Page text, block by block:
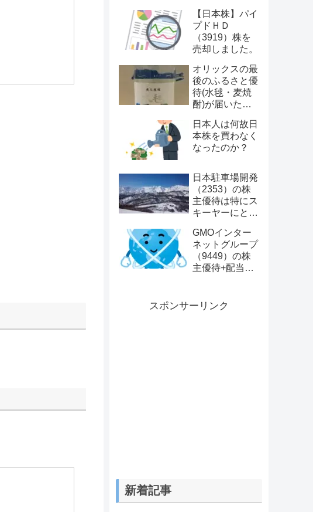
【日本株】パイ
プドＨＤ
（3919）株を
売却しました。
オリックスの最
後のふるさと優
待(水毬・麦焼
酎)が届いたの
みた。
日本人は何故日
本株を買わなく
なったのか？
日本駐車場開発
（2353）の株
主優待は特にス
キーヤーにとっ
う件について
GMOインター
ネットグループ
（9449）の株
主優待+配当で
する方法につい
スポンサーリンク
新着記事